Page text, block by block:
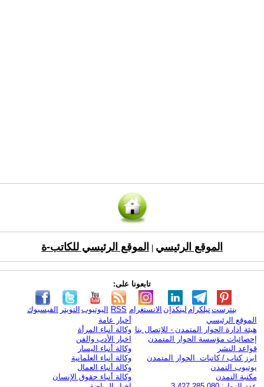
الموقع الرئيسي الموقع الرئيسي للكاتب-ة
تابعونا على:
الفيسبوك التويتر اليوتيوب RSS الانستغرام لينكدإن تيلكرامبنترست
الموقع الرئيسي
هيئة ادارة الحوار المتمدن - للإتصال بنا
إحصائيات مؤسسة الحوار المتمدن
قواعد النشر
ابرز كتاب / كاتبات الحوار المتمدن
يوتيوب التمدن
مكتبة التمدن
أخبار عامة
وكالة أنباء المرأة
اخبار الأدب والفن
وكالة أنباء اليسار
وكالة أنباء العلمانية
وكالة أنباء العمال
وكالة أنباء حقوق الإنسان